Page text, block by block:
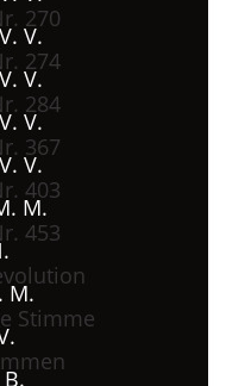
270
V.
274
V.
284
V.
367
V.
403
M.
453
M.
Stimme